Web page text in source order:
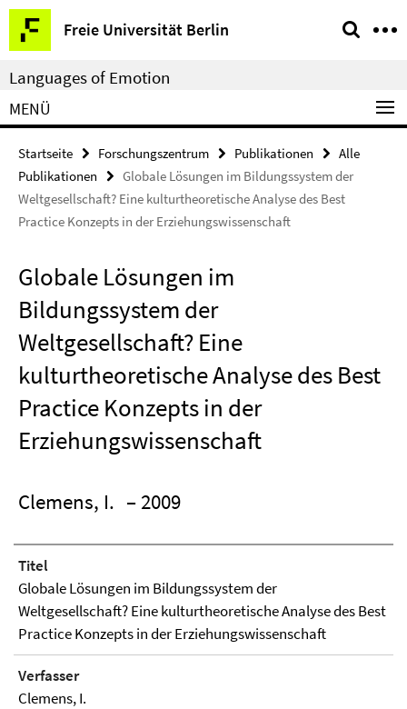
Springe
direkt
zu
Inhalt
Freie Universität Berlin
Service-
Navigation
Languages of Emotion
MENÜ
Startseite Forschungszentrum Publikationen
Alle
Publikationen
Globale Lösungen im Bildungssystem der
Weltgesellschaft? Eine kulturtheoretische Analyse des Best
Practice Konzepts in der Erziehungswissenschaft
Globale Lösungen im
Bildungssystem der
Weltgesellschaft? Eine
kulturtheoretische Analyse des Best
Practice Konzepts in der
Erziehungswissenschaft
Clemens, I. – 2009
Titel
Globale Lösungen im Bildungssystem der
Weltgesellschaft? Eine kulturtheoretische Analyse des Best
Practice Konzepts in der Erziehungswissenschaft
Verfasser
Clemens, I.